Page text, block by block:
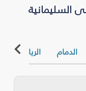
أرخص أسعار الرحلات الشهرية إلى السليمانية‎
الدمام الرياض